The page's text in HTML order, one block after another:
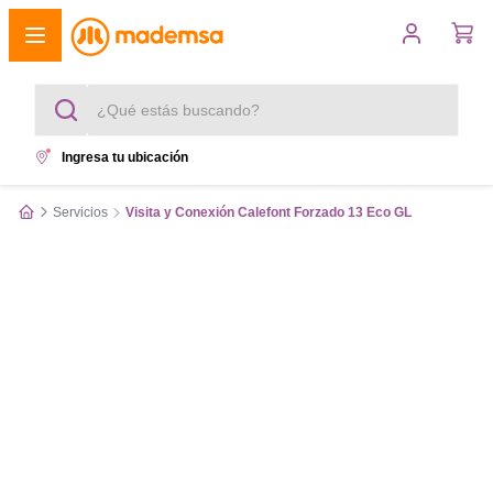
¿Qué estás buscando?
Ingresa tu ubicación
Servicios Visita y Conexión Calefont Forzado 13 Eco GL